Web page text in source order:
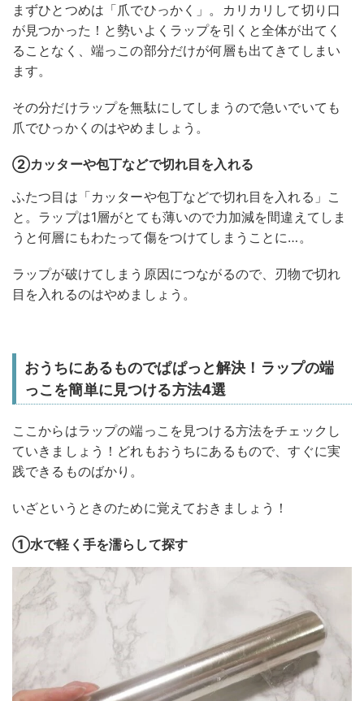
まずひとつめは「爪でひっかく」。カリカリして切り口
が見つかった！と勢いよくラップを引くと全体が出てく
ることなく、端っこの部分だけが何層も出てきてしまい
ます。
その分だけラップを無駄にしてしまうので急いでいても
爪でひっかくのはやめましょう。
②カッターや包丁などで切れ目を入れる
ふたつ目は「カッターや包丁などで切れ目を入れる」こ
と。ラップは1層がとても薄いので力加減を間違えてしま
うと何層にもわたって傷をつけてしまうことに…。
ラップが破けてしまう原因につながるので、刃物で切れ
目を入れるのはやめましょう。
おうちにあるものでぱぱっと解決！ラップの端
っこを簡単に見つける方法4選
ここからはラップの端っこを見つける方法をチェックし
ていきましょう！どれもおうちにあるもので、すぐに実
践できるものばかり。
いざというときのために覚えておきましょう！
①水で軽く手を濡らして探す